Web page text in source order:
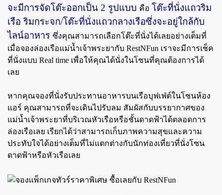
จะมีการจัดโต๊ะออกเป็น 2 รูปแบบ คือ โต๊ะที่นั่งแถวริม
เรือ ริมกระจก/โต๊ะที่นั่งแถวกลางเรือซึ่งจะอยู่ใกล้กับ
ไลน์อาหาร ซึ่งคุณสามารถเลือกโต๊ะที่นั่งได้เลยอย่างเต็มที่
เมื่อจองล่องเรือแม่น้ำเจ้าพระยากับ RestNFun เราจะมีการเช็ค
ที่นั่งแบบ Real time เพื่อให้คุณได้นั่งในโซนที่คุณต้องการได้
เลย
หากคุณจองที่นั่งรับประทานอาหารบนเรือบุฟเฟ่ต์ในโซนห้อง
แอร์ คุณสามารถที่จะเดินไปรับลม สัมผัสกับบรรยากาศของ
แม่น้ำเจ้าพระยาที่บริเวณหัวเรือหรือชั้นดาดฟ้าได้ตลอดการ
ล่องเรือเลย เรียกได้ว่าสามารถเก็บภาพความสุขและความ
ประทับใจได้อย่างเต็มที่ไม่แตกต่างกับนักท่องเที่ยวที่นั่งโซน
ดาดฟ้าหรือหัวเรือเลย